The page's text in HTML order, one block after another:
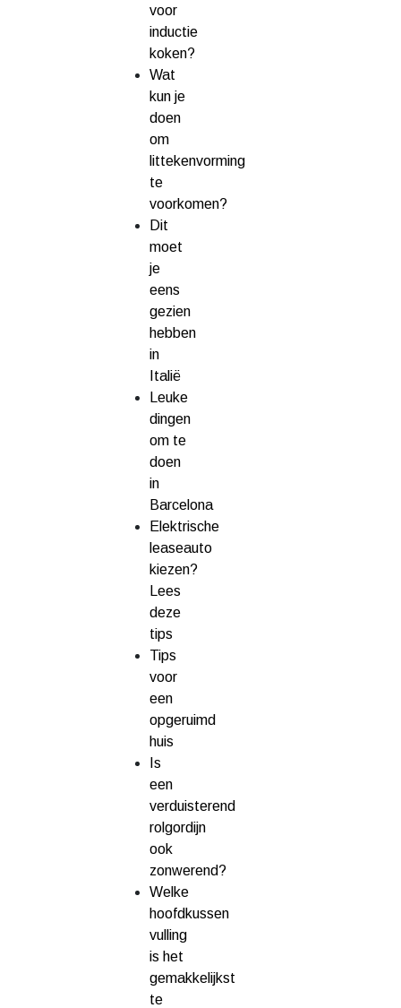
voor
inductie
koken?
Wat
kun je
doen
om
littekenvorming
te
voorkomen?
Dit
moet
je
eens
gezien
hebben
in
Italië
Leuke
dingen
om te
doen
in
Barcelona
Elektrische
leaseauto
kiezen?
Lees
deze
tips
Tips
voor
een
opgeruimd
huis
Is
een
verduisterend
rolgordijn
ook
zonwerend?
Welke
hoofdkussen
vulling
is het
gemakkelijkst
te